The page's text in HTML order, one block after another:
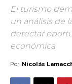
El turismo
un análisis de
detectar
económica
Por Nicolás